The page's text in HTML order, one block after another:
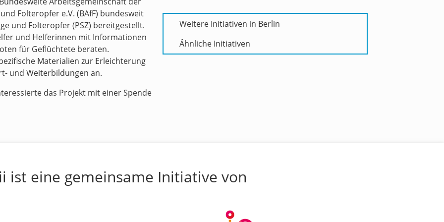
Folteropfer e.V. (BAfF) bundesweit
und Folteropfer (PSZ) bereitgestellt.
und Helferinnen mit Informationen
für Geflüchtete beraten.
Materialien zur Erleichterung
und Weiterbildungen an.
das Projekt mit einer Spende
Weitere Initiativen in Berlin
Ähnliche Initiativen
ist eine gemeinsame Initiative von